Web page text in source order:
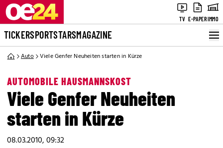
TV E-PAPERIMMO
TICKERSPORTSTARSMAGAZINE
Auto Viele Genfer Neuheiten starten in Kürze
AUTOMOBILE HAUSMANNSKOST
Viele Genfer Neuheiten
starten in Kürze
08.03.2010, 09:32